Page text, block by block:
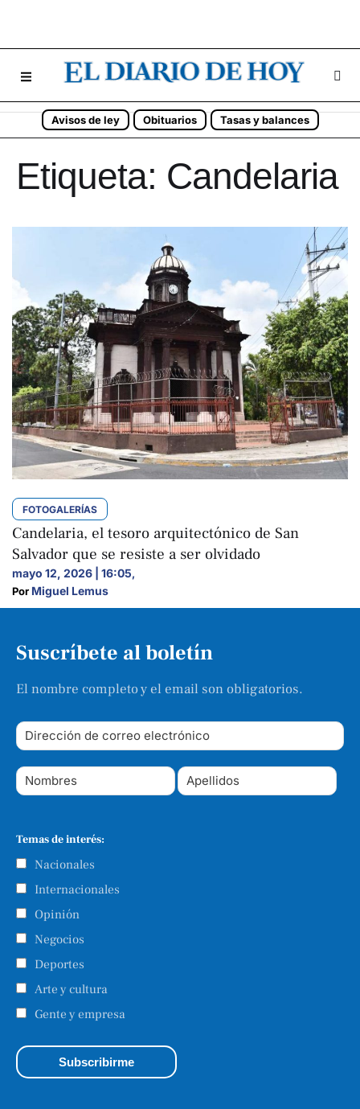
Avisos de ley Obituarios Tasas y balances
Etiqueta: Candelaria
FOTOGALERÍAS
Candelaria, el tesoro arquitectónico de San
Salvador que se resiste a ser olvidado
mayo 12, 2026 | 16:05,
Por Miguel Lemus
Suscríbete al boletín
El nombre completo y el email son obligatorios.
Temas de interés:
Nacionales
Internacionales
Opinión
Negocios
Deportes
Arte y cultura
Gente y empresa